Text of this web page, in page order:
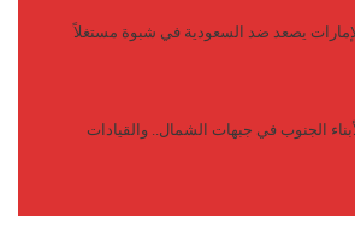
للإمارات يصعد ضد السعودية في شبوة مستغلاً
الجنوب في جبهات الشمال.. والقيادات